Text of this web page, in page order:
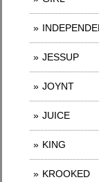
JESSUP
JOYNT
JUICE
KING
KROOKED